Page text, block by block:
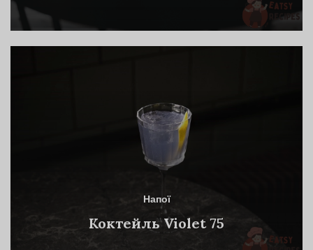
Напої
Коктейль Violet 75